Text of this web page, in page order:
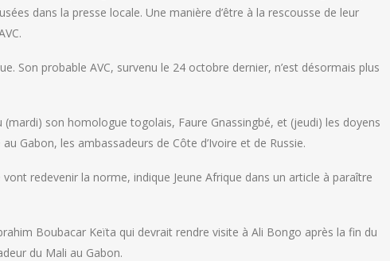
dans la presse locale. Une manière d’être à la rescousse de leur
Son probable AVC, survenu le 24 octobre dernier, n’est désormais plus
(mardi) son homologue togolais, Faure Gnassingbé, et (jeudi) les doyens
Gabon, les ambassadeurs de Côte d’Ivoire et de Russie.
redevenir la norme, indique Jeune Afrique dans un article à paraître
Boubacar Keïta qui devrait rendre visite à Ali Bongo après la fin du
du Mali au Gabon.